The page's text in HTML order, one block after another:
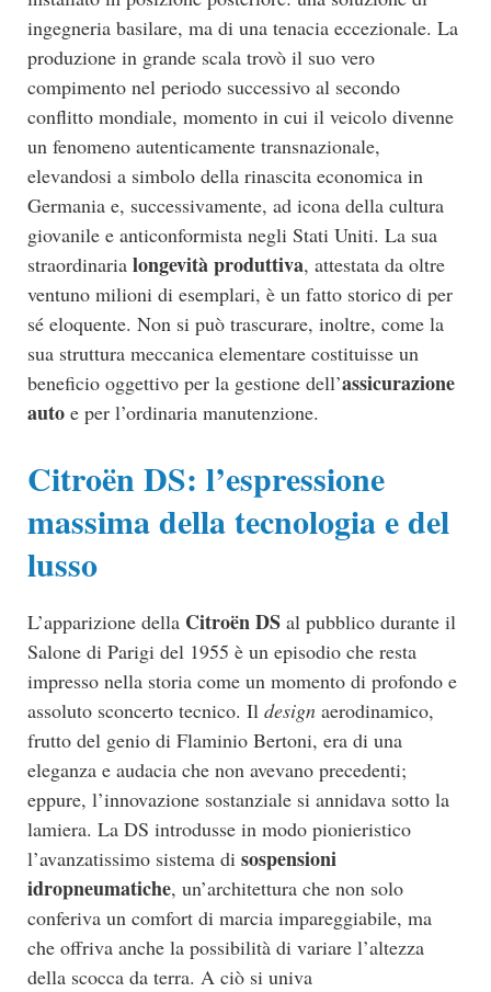
ingegneria basilare, ma di una tenacia eccezionale. La
produzione in grande scala trovò il suo vero
compimento nel periodo successivo al secondo
conflitto mondiale, momento in cui il veicolo divenne
un fenomeno autenticamente transnazionale,
elevandosi a simbolo della rinascita economica in
Germania e, successivamente, ad icona della cultura
giovanile e anticonformista negli Stati Uniti. La sua
straordinaria longevità produttiva, attestata da oltre
ventuno milioni di esemplari, è un fatto storico di per
sé eloquente. Non si può trascurare, inoltre, come la
sua struttura meccanica elementare costituisse un
beneficio oggettivo per la gestione dell’assicurazione
auto e per l’ordinaria manutenzione.
Citroën DS: l’espressione
massima della tecnologia e del
lusso
L’apparizione della Citroën DS al pubblico durante il
Salone di Parigi del 1955 è un episodio che resta
impresso nella storia come un momento di profondo e
assoluto sconcerto tecnico. Il design aerodinamico,
frutto del genio di Flaminio Bertoni, era di una
eleganza e audacia che non avevano precedenti;
eppure, l’innovazione sostanziale si annidava sotto la
lamiera. La DS introdusse in modo pionieristico
l’avanzatissimo sistema di sospensioni
idropneumatiche, un’architettura che non solo
conferiva un comfort di marcia impareggiabile, ma
che offriva anche la possibilità di variare l’altezza
della scocca da terra. A ciò si univa